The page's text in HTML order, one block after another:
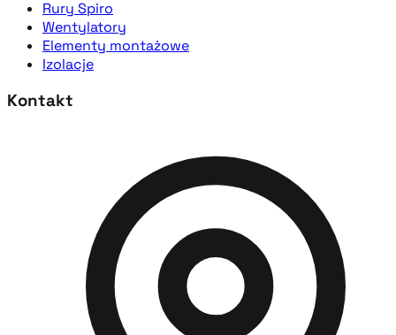
Rury Spiro
Wentylatory
Elementy montażowe
Izolacje
Kontakt